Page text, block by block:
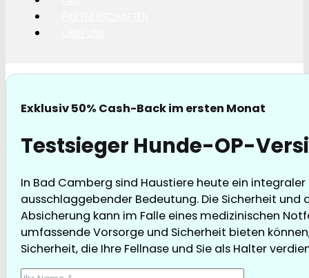
Exklusiv 50% Cash-Back im ersten Monat
Testsieger Hunde-OP-
In Bad Camberg sind Haustiere heute ein
ausschlaggebender Bedeutung. Die Sicherheit und
Absicherung kann im Falle eines medizinischen
umfassende Vorsorge und Sicherheit bieten
Sicherheit, die Ihre Fellnase und Sie als Halter